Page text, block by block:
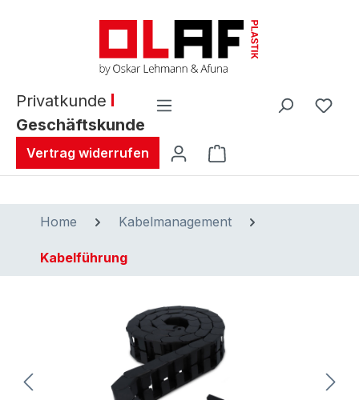
Privatkunde
Geschäftskunde
Vertrag widerrufen Warenkorb enthält
Home Kabelmanagement
Kabelführung